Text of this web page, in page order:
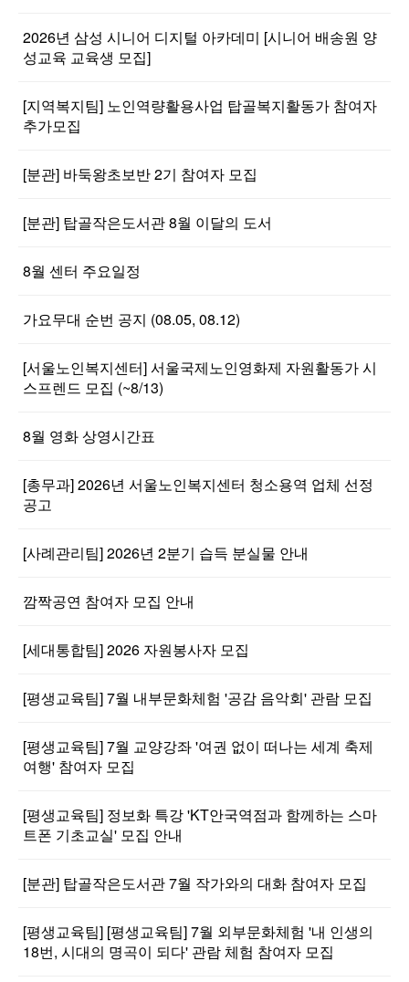
2026년 삼성 시니어 디지털 아카데미 [시니어 배송원 양
성교육 교육생 모집]
[지역복지팀] 노인역량활용사업 탑골복지활동가 참여자
추가모집
[분관] 바둑왕초보반 2기 참여자 모집
[분관] 탑골작은도서관 8월 이달의 도서
8월 센터 주요일정
가요무대 순번 공지 (08.05, 08.12)
[서울노인복지센터] 서울국제노인영화제 자원활동가 시
스프렌드 모집 (~8/13)
8월 영화 상영시간표
[총무과] 2026년 서울노인복지센터 청소용역 업체 선정
공고
[사례관리팀] 2026년 2분기 습득 분실물 안내
깜짝공연 참여자 모집 안내
[세대통합팀] 2026 자원봉사자 모집
[평생교육팀] 7월 내부문화체험 '공감 음악회' 관람 모집
[평생교육팀] 7월 교양강좌 '여권 없이 떠나는 세계 축제
여행' 참여자 모집
[평생교육팀] 정보화 특강 'KT안국역점과 함께하는 스마
트폰 기초교실' 모집 안내
[분관] 탑골작은도서관 7월 작가와의 대화 참여자 모집
[평생교육팀] [평생교육팀] 7월 외부문화체험 '내 인생의
18번, 시대의 명곡이 되다' 관람 체험 참여자 모집